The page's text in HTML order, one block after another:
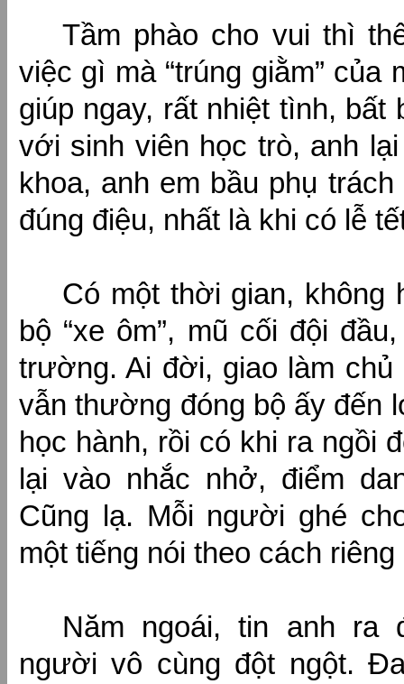
Tầm phào cho vui thì
việc gì mà “trúng giằm” của
giúp ngay, rất nhiệt tình,
với sinh viên học trò, anh
khoa, anh em bầu phụ
đúng điệu, nhất là khi có lễ
Có một thời gian, không
bộ “xe ôm”, mũ cối đội
trường. Ai đời, giao làm
vẫn thường đóng bộ ấy đến
học hành, rồi có khi ra ngồi
lại vào nhắc nhở, điểm
Cũng lạ. Mỗi người ghé
một tiếng nói theo cách riêng
Năm ngoái, tin anh ra
người vô cùng đột ngột.